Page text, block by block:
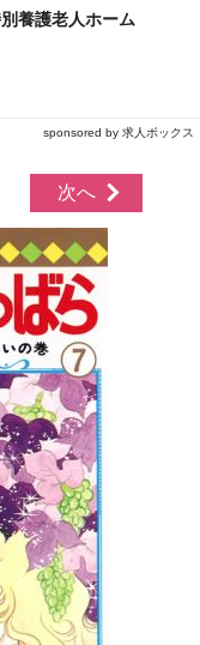
養護老人ホーム
sponsored by 求人ボックス
次へ